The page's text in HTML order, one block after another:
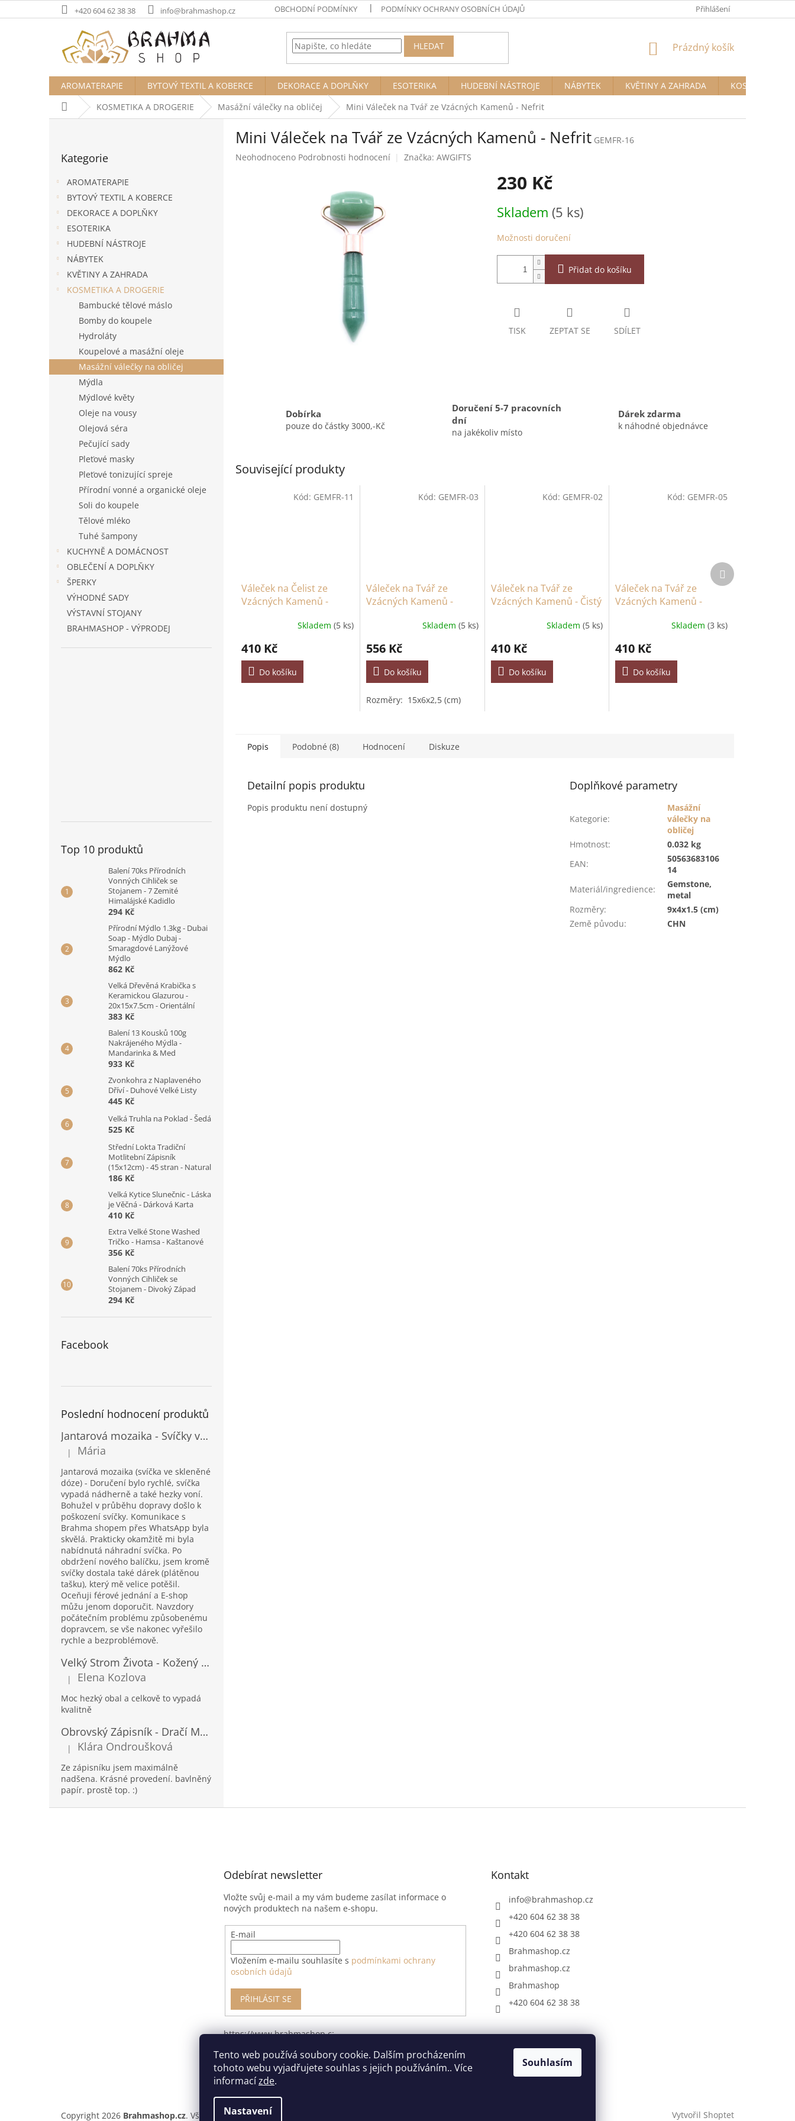
Tento web používá soubory cookie. Dalším procházením
tohoto webu vyjadřujete souhlas s jejich používáním.. Více
informacízde.
Nastavení
Souhlasím
na
+420 604 62 38 38 info@brahmashop.cz OBCHODNÍ PODMÍNKY PODMÍNKY OCHRANY OSOBNÍCH ÚDAJŮ Přihlášení
HLEDAT
NÁKUPNÍ
Prázdný košík
AROMATERAPIE BYTOVÝ TEXTIL A KOBERCE DEKORACE A DOPLŇKY ESOTERIKA HUDEBNÍ NÁSTROJE NÁBYTEK KVĚTINY A ZAHRADA
KOSMETIKA A
Domů KOSMETIKA A DROGERIE Masážní válečky na obličej Mini Váleček na Tvář ze Vzácných Kamenů - Nefrit
kategorie
Kategorie
AROMATERAPIE
BYTOVÝ TEXTIL A KOBERCE
DEKORACE A DOPLŇKY
ESOTERIKA
HUDEBNÍ NÁSTROJE
NÁBYTEK
KVĚTINY A ZAHRADA
KOSMETIKA A DROGERIE
Bambucké tělové máslo
Bomby do koupele
Hydroláty
Koupelové a masážní oleje
Masážní válečky na obličej
Mýdla
Mýdlové květy
Oleje na vousy
Olejová séra
Pečující sady
Pleťové masky
Pleťové tonizující spreje
Přírodní vonné a organické oleje
Soli do koupele
Tělové mléko
Tuhé šampony
KUCHYNĚ A DOMÁCNOST
OBLEČENÍ A DOPLŇKY
ŠPERKY
VÝHODNÉ SADY
VÝSTAVNÍ STOJANY
BRAHMASHOP - VÝPRODEJ
Top 10 produktů
Balení 70ks Přírodních
Vonných Cihliček se
Stojanem - 7 Zemité
Himalájské Kadidlo
294 Kč
Přírodní Mýdlo 1.3kg - Dubai
Soap - Mýdlo Dubaj -
Smaragdové Lanýžové
Mýdlo
862 Kč
Velká Dřevěná Krabička s
Keramickou Glazurou -
20x15x7.5cm - Orientální
383 Kč
Balení 13 Kousků 100g
Nakrájeného Mýdla -
Mandarinka & Med
933 Kč
Zvonkohra z Naplaveného
Dříví - Duhové Velké Listy
445 Kč
Velká Truhla na Poklad - Šedá
525 Kč
Střední Lokta Tradiční
Motlitební Zápisník
(15x12cm) - 45 stran - Natural
186 Kč
Velká Kytice Slunečnic - Láska
je Věčná - Dárková Karta
410 Kč
Extra Velké Stone Washed
Tričko - Hamsa - Kaštanové
356 Kč
Balení 70ks Přírodních
Vonných Cihliček se
Stojanem - Divoký Západ
294 Kč
Facebook
Poslední hodnocení produktů
Jantarová mozaika - Svíčky ve skleněných dózách - Vysoké
Hodnocení produktu je 5 z 5 hvězdiček.
| Mária
Jantarová mozaika (svíčka ve skleněné
dóze) - Doručení bylo rychlé, svíčka
vypadá nádherně a také hezky voní.
Bohužel v průběhu dopravy došlo k
poškození svíčky. Komunikace s
Brahma shopem přes WhatsApp byla
skvělá. Prakticky okamžitě mi byla
nabídnutá náhradní svíčka. Po
obdržení nového balíčku, jsem kromě
svíčky dostala také dárek (plátěnou
tašku), který mě velice potěšil.
Oceňuji férové jednání a E-shop
můžu jenom doporučit. Navzdory
počátečním problému způsobenému
dopravcem, se vše nakonec vyřešilo
rychle a bezproblémově.
Velký Strom Života - Kožený Zápisník se Šňůrkou a Kamínkem - 20x16x2cm - 160 Stran
Hodnocení produktu je 5 z 5 hvězdiček.
| Elena Kozlova
Moc hezký obal a celkově to vypadá
kvalitně
Obrovský Zápisník - Dračí Mandala s Chakra Kameny - 100 Stran - 25x34cm
Hodnocení produktu je 5 z 5 hvězdiček.
| Klára Ondroušková
Ze zápisníku jsem maximálně
nadšena. Krásné provedení. bavlněný
papír. prostě top. :)
Mini Váleček na Tvář ze Vzácných Kamenů - Nefrit GEMFR-16
Průměrné
Neohodnoceno Podrobnosti hodnocení Značka: AWGIFTS
230 Kč
cena:
Skladem (5 ks)
Možnosti doručení
Přidat do košíku
TISK ZEPTAT SE SDÍLET
Dobírka
pouze do částky 3000,-Kč
Doručení 5-7 pracovních
dní
na jakékoliv místo
Dárek zdarma
k náhodné objednávce
Související produkty
Váleček na Čelist ze
Vzácných Kamenů -
Skladem (5 ks)
410 Kč
Do košíku
Kód: GEMFR-11
Váleček na Tvář ze
Vzácných Kamenů -
Skladem (5 ks)
556 Kč
Do košíku
Rozměry: 15x6x2,5 (cm)
Kód: GEMFR-03
Váleček na Tvář ze
Vzácných Kamenů - Čistý
Skladem(5 ks)
410 Kč
Do košíku
Kód: GEMFR-02
Váleček na Tvář ze
Vzácných Kamenů -
Skladem (3 ks)
410 Kč
Do košíku
Kód: GEMFR-05
Další
produkt
Popis Podobné (8) Hodnocení Diskuze
Detailní popis produktu
Popis produktu není dostupný
Doplňkové parametry
Kategorie:
Masážní
válečky na
obličej
Hmotnost:
0.032 kg
EAN:
50563683106
14
Materiál/ingredience:
Gemstone,
metal
Rozměry:
9x4x1.5 (cm)
Země původu: CHN
Odebírat newsletter
Vložte svůj e-mail a my vám budeme zasílat informace o
nových produktech na našem e-shopu.
E-mail
Vložením e-mailu souhlasíte s podmínkami ochrany
osobních údajů
PŘIHLÁSIT SE
Kontakt
info@brahmashop.cz
+420 604 62 38 38
+420 604 62 38 38
Brahmashop.cz
brahmashop.cz
Brahmashop
+420 604 62 38 38
https://www.brahmashop.cz/formular-
smlouvy/
Vytvořil Shoptet
Copyright 2026 Brahmashop.cz. Všechna práva vyhrazena.